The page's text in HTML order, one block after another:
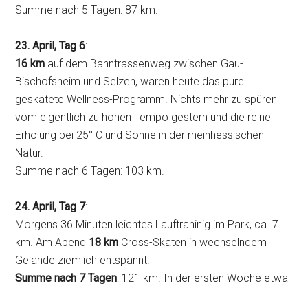
Summe nach 5 Tagen: 87 km.
23. April, Tag 6:
16 km auf dem Bahntrassenweg zwischen Gau-
Bischofsheim und Selzen, waren heute das pure
geskatete Wellness-Programm. Nichts mehr zu spüren
vom eigentlich zu hohen Tempo gestern und die reine
Erholung bei 25° C und Sonne in der rheinhessischen
Natur.
Summe nach 6 Tagen: 103 km.
24. April, Tag 7:
Morgens 36 Minuten leichtes Lauftraninig im Park, ca. 7
km. Am Abend 18 km Cross-Skaten in wechselndem
Gelände ziemlich entspannt.
Summe nach 7 Tagen: 121 km. In der ersten Woche etwa